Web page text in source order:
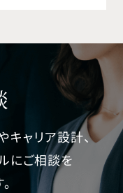
ャリア設計、
にご相談を